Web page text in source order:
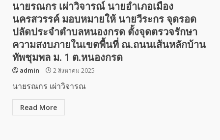
นายรณกร เผ่าวิจารณ์ นายอำเภอเมือง
นครสวรรค์ มอบหมายให้ นายวีระกร จุดรอด
ปลัดประจำตำบลหนองกรด ตั้งจุดตรวจรักษา
ความสงบภายในเขตพื้นที่ ณ.ถนนเส้นหลักบ้าน
ทัพชุมพล ม. 1 ต.หนองกรด
admin 2 สิงหาคม 2025
นายรณกร เผ่าวิจารณ
Read More